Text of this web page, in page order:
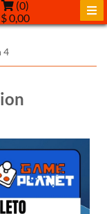
(0)
$ 0,00
4